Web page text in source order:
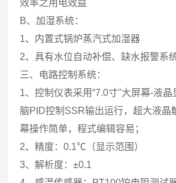
效率之用电效益
B、加湿系统：
1、内置式锅炉蒸汽式加湿器
2、具有水位自动补偿、缺水报警系
三、电路控制系统：
1、控制仪表采用“7.0寸"大屏幕-液
脑PID控制SSR输出运行，超大液晶
幕操作简单，程式编辑容易；
2、精度：0.1℃（显示范围）
3、解析度：±0.1